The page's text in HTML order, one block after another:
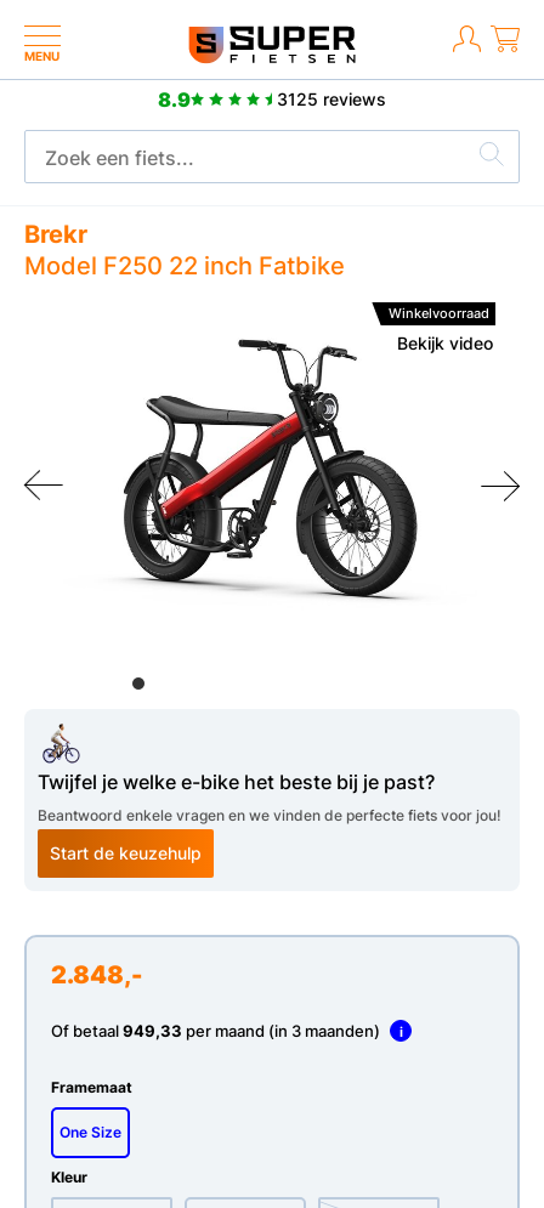
MENU
8.9 3125 reviews
Meer dan 2500 positieve reviews
Brekr
Model F250 22 inch Fatbike
Bekijk video
Winkelvoorraad
Twijfel je welke e-bike het beste bij je past?
Beantwoord enkele vragen en we vinden de perfecte fiets voor jou!
Start de keuzehulp
2.848,-
Of betaal949,33 per maand (in 3 maanden) i
Framemaat
One Size
Kleur